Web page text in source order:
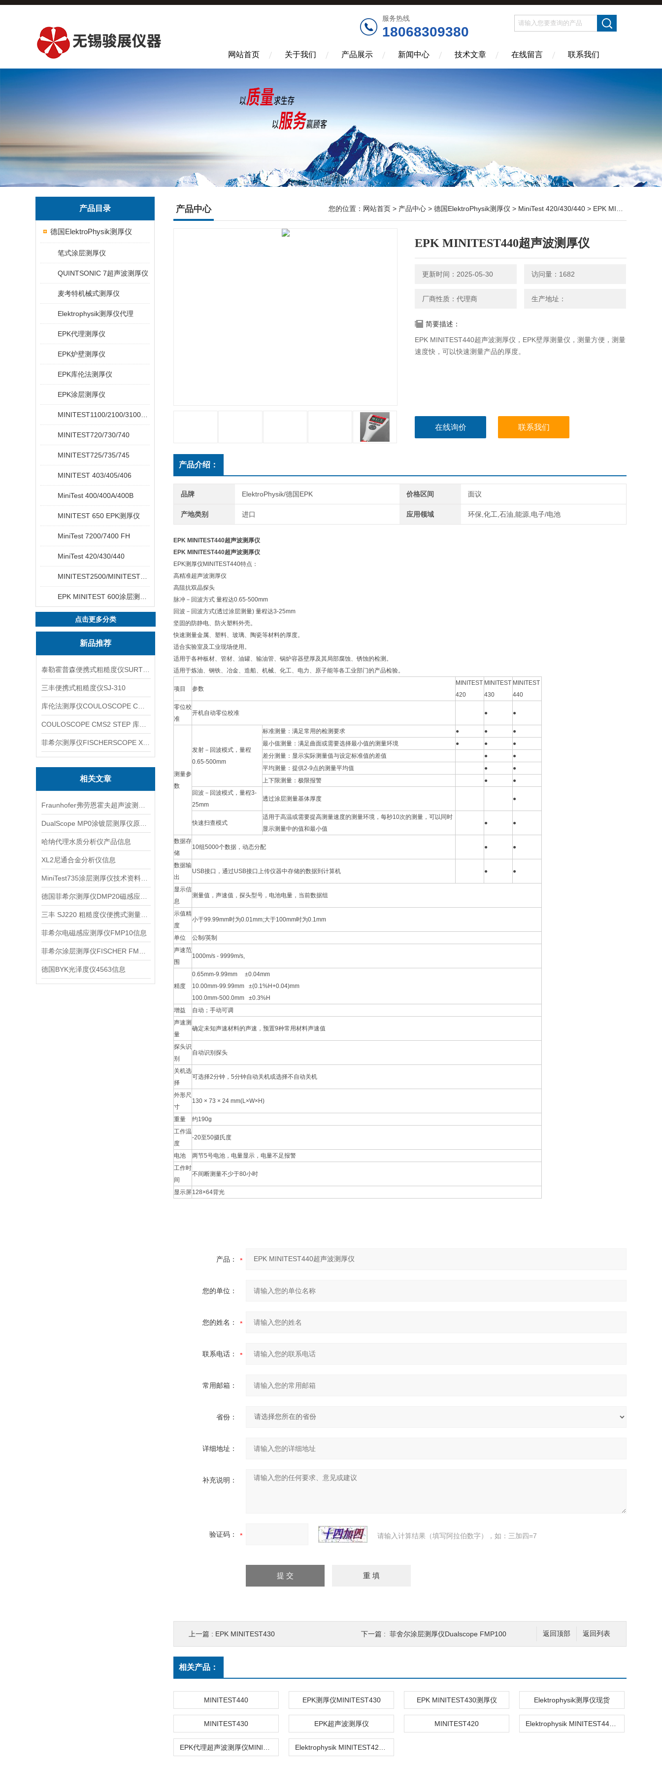
服务热线
18068309380
网站首页 关于我们 产品展示 新闻中心 技术文章 在线留言 联系我们
产品目录
德国ElektroPhysik测厚仪
笔式涂层测厚仪
QUINTSONIC 7超声波测厚仪
麦考特机械式测厚仪
Elektrophysik测厚仪代理
EPK代理测厚仪
EPK炉壁测厚仪
EPK库伦法测厚仪
EPK涂层测厚仪
MINITEST720/730/740
MINITEST725/735/745
MINITEST 403/405/406
MiniTest 400/400A/400B
MINITEST 650 EPK测厚仪
MiniTest 7200/7400 FH
MiniTest 420/430/440
点击更多分类
新品推荐
三丰便携式粗糙度仪SJ-310
相关文章
哈纳代理水质分析仪产品信息
XL2尼通合金分析仪信息
菲希尔电磁感应测厚仪FMP10信息
德国BYK光泽度仪4563信息
产品中心 您的位置： 网站首页 > 产品中心 > 德国ElektroPhysik测厚仪 > MiniTest 420/430/440 > EPK MINITEST440超声波测厚仪
EPK MINITEST440超声波测厚仪
更新时间：2025-05-30 访问量：1682
厂商性质：代理商 生产地址：
简要描述：
EPK MINITEST440超声波测厚仪，EPK壁厚测量仪，测量方便，测量
速度快，可以快速测量产品的厚度。
在线询价 联系我们
产品介绍：
品牌 ElektroPhysik/德国EPK 价格区间 面议
产地类别 进口 应用领域 环保,化工,石油,能源,电子/电池
EPK MINITEST440超声波测厚仪
EPK MINITEST440超声波测厚仪
EPK测厚仪MINITEST440特点：
高精准超声波测厚仪
高阻抗双晶探头
脉冲－回波方式 量程达0.65-500mm
回波－回波方式(透过涂层测量) 量程达3-25mm
坚固的防静电、防火塑料外壳。
快速测量金属、塑料、玻璃、陶瓷等材料的厚度。
适合实验室及工业现场使用。
适用于各种板材、管材、油罐、输油管、锅炉容器壁厚及其局部腐蚀、锈蚀的检测。
适用于炼油、钢铁、冶金、造船、机械、化工、电力、原子能等各工业部门的产品检验。
项目 参数
MINITEST
420
MINITEST
430
MINITEST
440
零位校
准
开机自动零位校准 ● ●
测量参
数
发射－回波模式，量程
0.65-500mm
标准测量：满足常用的检测要求 ● ●
●
最小值测量：满足曲面或需要选择最小值的测量环境
● ●
●
差分测量：显示实际测量值与设定标准值的差值
●
●
平均测量：提供2-9点的测量平均值
●
●
上下限测量：极限报警
●
●
回波－回波模式，量程3-
25mm
透过涂层测量基体厚度 ●
快速扫查模式
适用于高温或需要提高测量速度的测量环境，每秒10次的测量，可以同时
显示测量中的值和最小值
● ●
数据存
储
10组5000个数据，动态分配 ● ●
数据输
出
USB接口，通过USB接口上传仪器中存储的数据到计算机 ● ●
显示信
息
测量值，声速值，探头型号，电池电量，当前数据组
示值精
度
小于99.99mm时为0.01mm;大于100mm时为0.1mm
单位
公制/英制
声速范
围
1000m/s - 9999m/s,
精度
0.65mm-9.99mm ±0.04mm
10.00mm-99.99mm ±(0.1%H+0.04)mm
100.0mm-500.0mm ±0.3%H
增益
自动；手动可调
声速测
量
确定未知声速材料的声速，预置9种常用材料声速值
探头识
别
自动识别探头
关机选
择
可选择2分钟，5分钟自动关机或选择不自动关机
外形尺
寸
130 × 73 × 24 mm(L×W×H)
重量
约190g
工作温
度
-20至50摄氏度
电池
两节5号电池，电量显示，电量不足报警
工作时
间
不间断测量不少于80小时
显示屏128×64背光
产品：
您的单位：
您的姓名：
联系电话：
常用邮箱：
省份：
详细地址：
补充说明：
验证码： 请输入计算结果（填写阿拉伯数字），如：三加四=7
返回列表
返回顶部
上一篇 : EPK MINITEST430 下一篇 : 菲舍尔涂层测厚仪Dualscope FMP100
相关产品：
MINITEST440 EPK测厚仪MINITEST430 EPK MINITEST430测厚仪 Elektrophysik测厚仪现货
MINITEST430 EPK超声波测厚仪 MINITEST420